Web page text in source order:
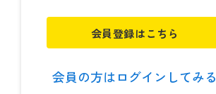
会員登録はこちら
会員の方はログインしてみる